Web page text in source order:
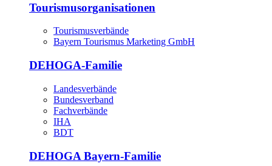
Tourismusorganisationen
Tourismusverbände
Bayern Tourismus Marketing GmbH
DEHOGA-Familie
Landesverbände
Bundesverband
Fachverbände
IHA
BDT
DEHOGA Bayern-Familie